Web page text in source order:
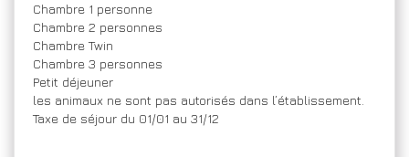
Chambre 1 personne
Chambre 2 personnes
Chambre Twin
Chambre 3 personnes
Petit déjeuner
les animaux ne sont pas autorisés dans l’établissement.
Taxe de séjour du 01/01 au 31/12